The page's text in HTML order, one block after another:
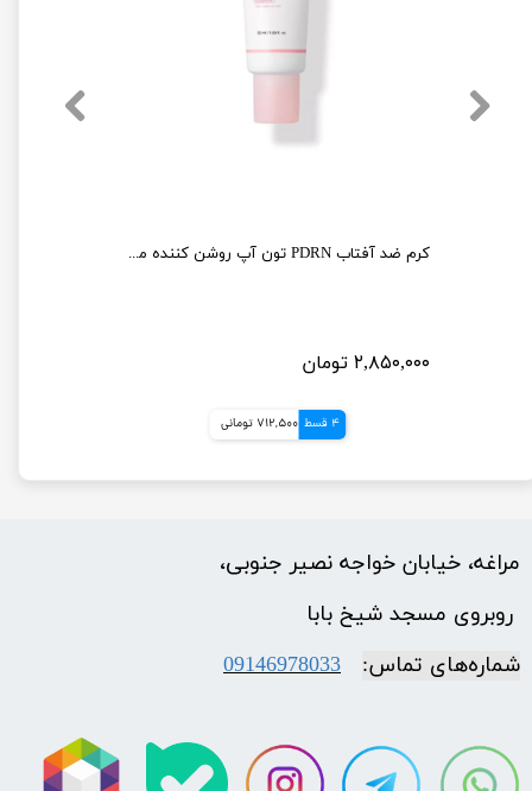
کرم ضد آفتاب PDRN تون آپ روشن کننده مدی کیوب
۲,۸۵۰,۰۰۰ تومان
4 قسط 712,500 تومانی
مراغه، خیابان خواجه نصیر جنوبی،
​​​​​​​ روبروی مسجد شیخ بابا
شماره‌‌های تماس:
09146978033